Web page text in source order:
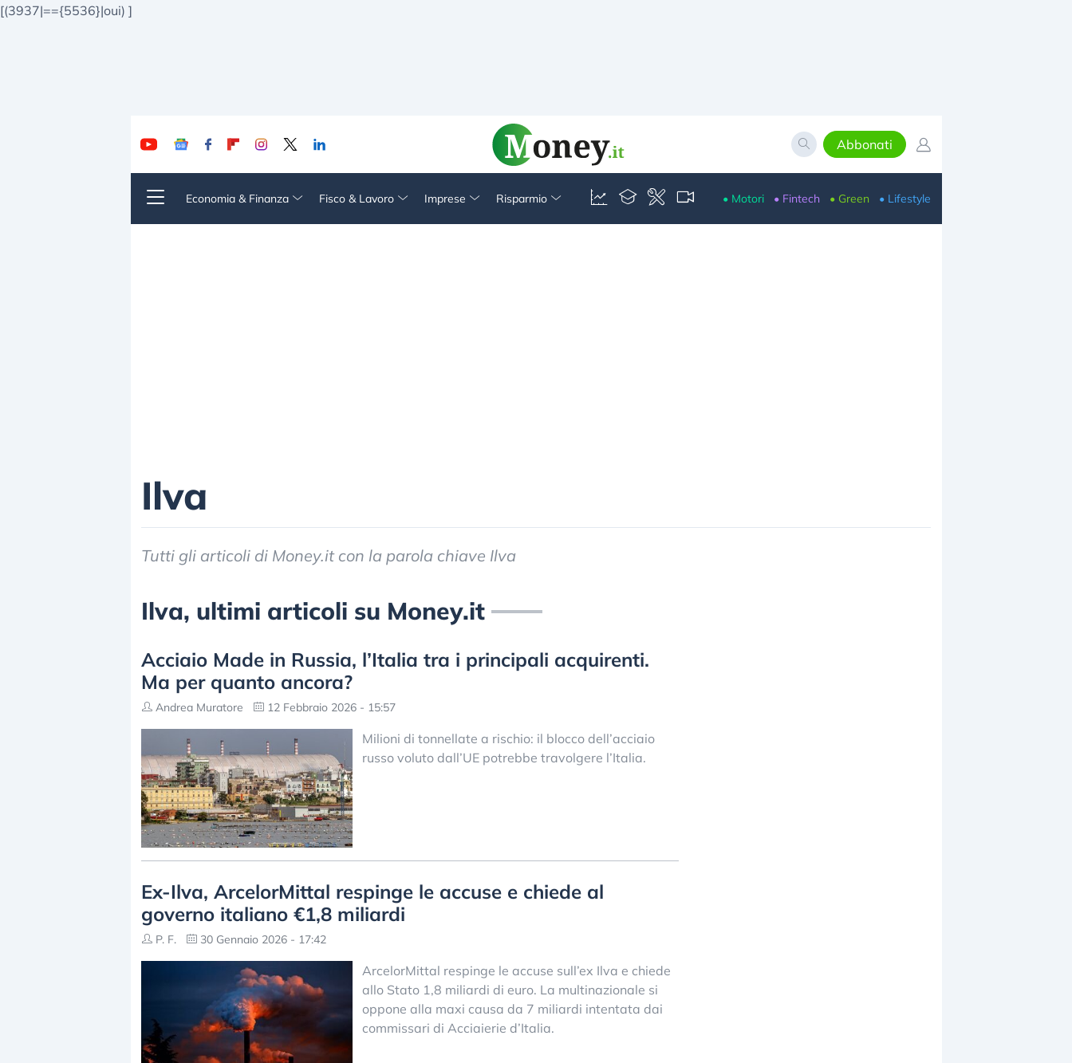
[(3937|=={5536}|oui) ]
Abbonati
Economia & Finanza Fisco & Lavoro Imprese Risparmio • Motori • Fintech • Green • Lifestyle
Ilva
Tutti gli articoli di Money.it con la parola chiave Ilva
Ilva, ultimi articoli su Money.it
Acciaio Made in Russia, l’Italia tra i principali acquirenti.
Ma per quanto ancora?
Andrea Muratore 12 Febbraio 2026 - 15:57
Milioni di tonnellate a rischio: il blocco dell’acciaio
russo voluto dall’UE potrebbe travolgere l’Italia.
Ex-Ilva, ArcelorMittal respinge le accuse e chiede al
governo italiano €1,8 miliardi
P. F. 30 Gennaio 2026 - 17:42
ArcelorMittal respinge le accuse sull’ex Ilva e chiede
allo Stato 1,8 miliardi di euro. La multinazionale si
oppone alla maxi causa da 7 miliardi intentata dai
commissari di Acciaierie d’Italia.